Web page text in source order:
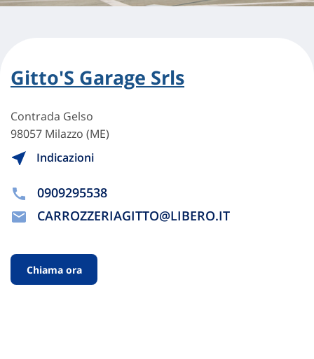
Gitto'S Garage Srls
Contrada Gelso
98057 Milazzo (ME)
Indicazioni
0909295538
CARROZZERIAGITTO@LIBERO.IT
Chiama ora